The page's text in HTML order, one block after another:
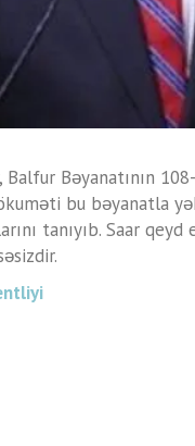
Bəyanatının
bu bəyanatla
tanıyıb. Saar